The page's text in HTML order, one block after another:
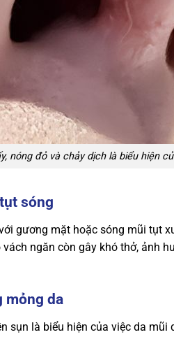
nóng đỏ và chảy dịch là biểu hiện
sóng
gương mặt hoặc sóng mũi tụt
ngăn còn gây khó thở, ảnh
mỏng da
là biểu hiện của việc da